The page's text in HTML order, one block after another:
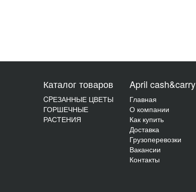
Каталог товаров
CPЕЗАННЫЕ ЦВЕТЫ
ГОРШЕЧНЫЕ
РАСТЕНИЯ
April cash&carry
Главная
О компании
Как купить
Доставка
Грузоперевозки
Вакансии
Контакты